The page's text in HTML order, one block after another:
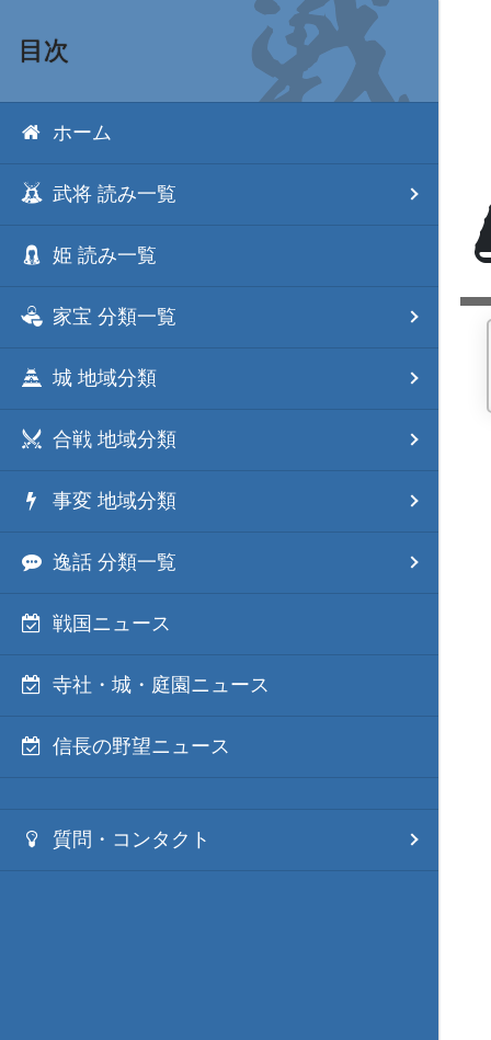
目次
ホーム
武将 読み一覧
姫 読み一覧
家宝 分類一覧
城 地域分類
合戦 地域分類
事変 地域分類
逸話 分類一覧
戦国ニュース
寺社・城・庭園ニュース
信長の野望ニュース
質問・コンタクト